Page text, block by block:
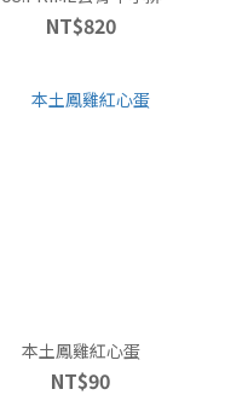
NT$820
本土鳳雞紅心蛋
NT$90